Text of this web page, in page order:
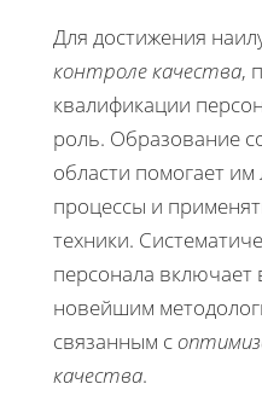
Для достижения
контроле качества,
квалификации
роль. Образование
области помогает
процессы и
техники.
персонала включает
новейшим
связанным с
качества.